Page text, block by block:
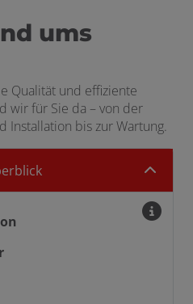
ums
Qualität und effiziente
wir für Sie da – von der
Installation bis zur Wartung.